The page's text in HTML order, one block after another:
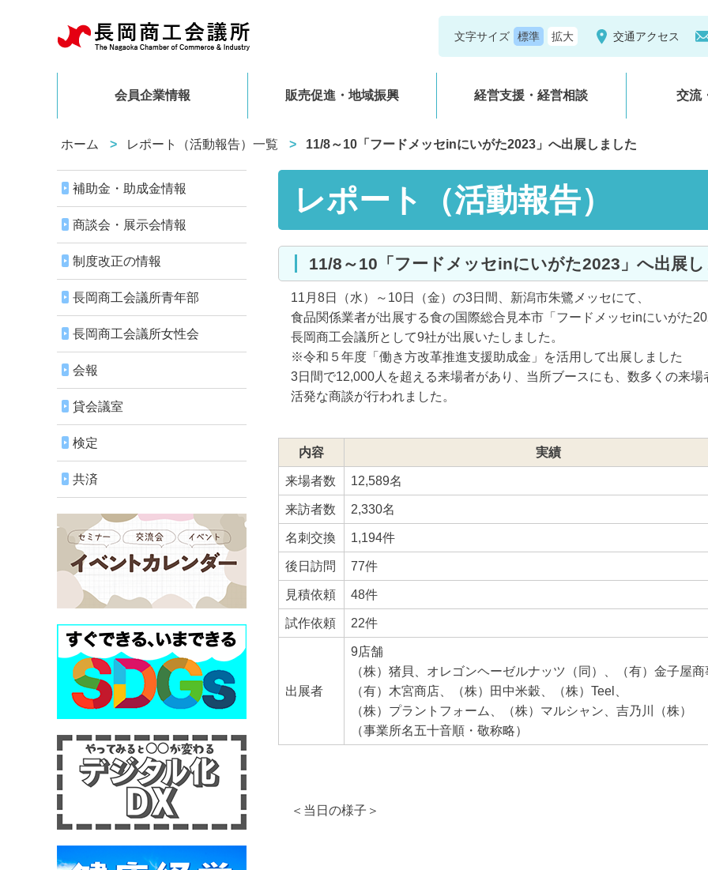
文字サイズ 交通アクセス
会員企業情報 販売促進・地域振興 経営支援・経営相談 交流
ホーム レポート（活動報告）一覧 11/8～10「フードメッセinにいがた2023」へ出展しました
レポート（活動報告）
11/8～10「フードメッセinにいがた2023」へ出展
11月8日（水）～10日（金）の3日間、新潟市朱鷺メッセにて、
食品関係業者が出展する食の国際総合見本市「フードメッセinにいがた
長岡商工会議所として9社が出展いたしました。
※令和５年度「働き方改革推進支援助成金」を活用して出展しました
3日間で12,000人を超える来場者があり、当所ブースにも、数多くの来場
活発な商談が行われました。
内容 実績
来場者数 12,589名
来訪者数 2,330名
名刺交換 1,194件
後日訪問 77件
見積依頼 48件
試作依頼 22件
出展者
9店舗
（株）猪貝、オレゴンヘーゼルナッツ（同）、（有）金子屋商
（有）木宮商店、（株）田中米穀、（株）Teel、
（株）プラントフォーム、（株）マルシャン、吉乃川（株）
（事業所名五十音順・敬称略）
＜当日の様子＞
補助金・助成金情報
商談会・展示会情報
制度改正の情報
長岡商工会議所青年部
長岡商工会議所女性会
会報
貸会議室
検定
共済